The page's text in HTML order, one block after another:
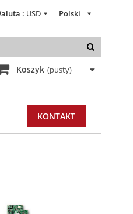
Polski
: USD
Koszyk (pusty)
KONTAKT